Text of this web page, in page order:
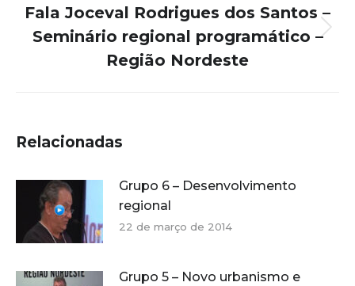
Próximo
post:
Fala Joceval Rodrigues dos Santos –
Seminário regional programático –
Região Nordeste
Relacionadas
Grupo 6 – Desenvolvimento
regional
22 de março de 2014
Grupo 5 – Novo urbanismo e